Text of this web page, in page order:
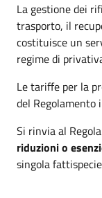
La gestione dei
trasporto, il
costituisce un
regime di
Le tariffe per la
del Regolamento
Si rinvia al
riduzioni o
singola